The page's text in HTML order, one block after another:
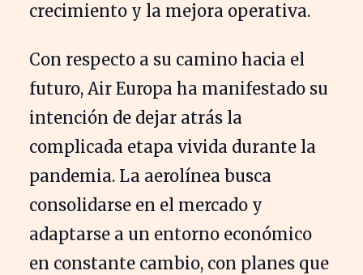
crecimiento y la mejora operativa.
Con respecto a su camino hacia el
futuro, Air Europa ha manifestado su
intención de dejar atrás la
complicada etapa vivida durante la
pandemia. La aerolínea busca
consolidarse en el mercado y
adaptarse a un entorno económico
en constante cambio, con planes que